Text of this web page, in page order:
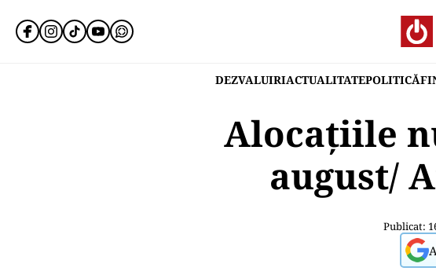
DEZVALUIRIACTUALITATEPOLITICĂ
Alocațiile
august/
Publicat: